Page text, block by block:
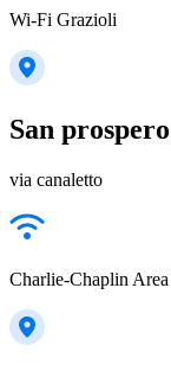
Wi-Fi Grazioli
San
via canaletto
Charlie-Chaplin